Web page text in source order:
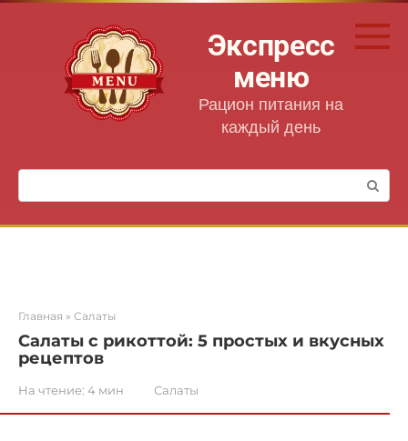
Перейти
Экспресс
меню
Рацион питания на
каждый день
Поиск:
Главная » Салаты
Салаты с рикоттой: 5 простых и вкусных
рецептов
На чтение: 4 мин Салаты